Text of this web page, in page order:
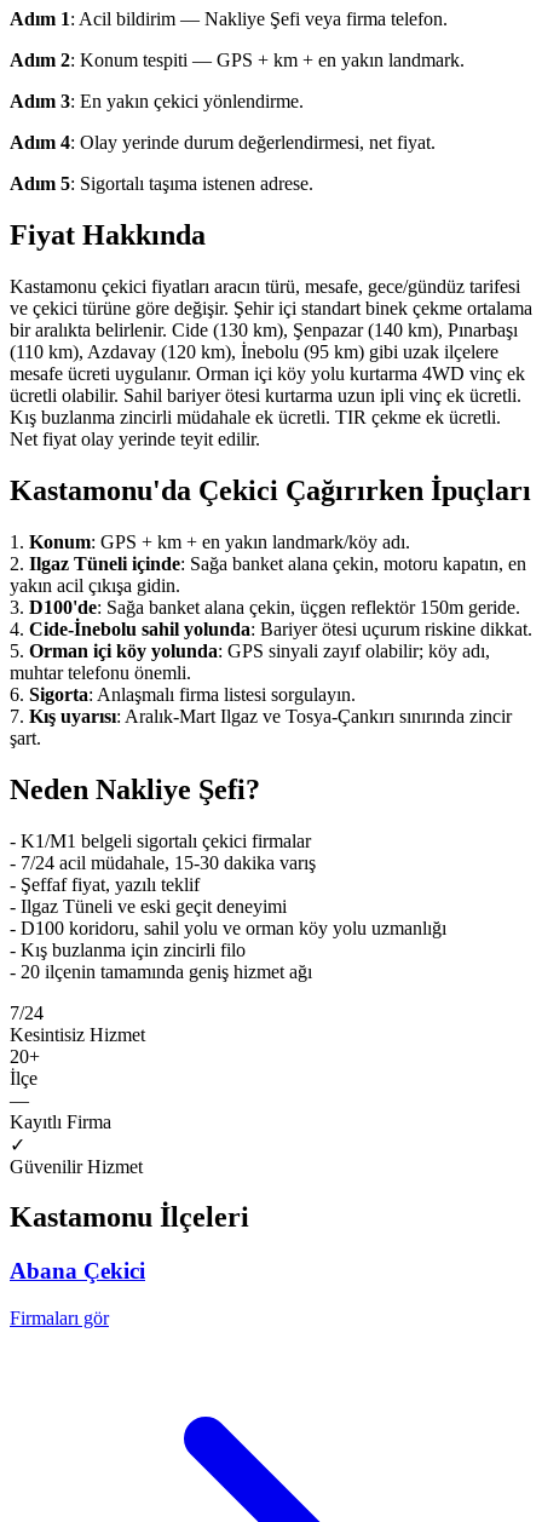
Adım 1: Acil bildirim — Nakliye Şefi veya firma telefon.
Adım 2: Konum tespiti — GPS + km + en yakın landmark.
Adım 3: En yakın çekici yönlendirme.
Adım 4: Olay yerinde durum değerlendirmesi, net fiyat.
Adım 5: Sigortalı taşıma istenen adrese.
Fiyat Hakkında
Kastamonu çekici fiyatları aracın türü, mesafe, gece/gündüz tarifesi
ve çekici türüne göre değişir. Şehir içi standart binek çekme ortalama
bir aralıkta belirlenir. Cide (130 km), Şenpazar (140 km), Pınarbaşı
(110 km), Azdavay (120 km), İnebolu (95 km) gibi uzak ilçelere
mesafe ücreti uygulanır. Orman içi köy yolu kurtarma 4WD vinç ek
ücretli olabilir. Sahil bariyer ötesi kurtarma uzun ipli vinç ek ücretli.
Kış buzlanma zincirli müdahale ek ücretli. TIR çekme ek ücretli.
Net fiyat olay yerinde teyit edilir.
Kastamonu'da Çekici Çağırırken İpuçları
1. Konum: GPS + km + en yakın landmark/köy adı.
2. Ilgaz Tüneli içinde: Sağa banket alana çekin, motoru kapatın, en
yakın acil çıkışa gidin.
3. D100'de: Sağa banket alana çekin, üçgen reflektör 150m geride.
4. Cide-İnebolu sahil yolunda: Bariyer ötesi uçurum riskine dikkat.
5. Orman içi köy yolunda: GPS sinyali zayıf olabilir; köy adı,
muhtar telefonu önemli.
6. Sigorta: Anlaşmalı firma listesi sorgulayın.
7. Kış uyarısı: Aralık-Mart Ilgaz ve Tosya-Çankırı sınırında zincir
şart.
Neden Nakliye Şefi?
- K1/M1 belgeli sigortalı çekici firmalar
- 7/24 acil müdahale, 15-30 dakika varış
- Şeffaf fiyat, yazılı teklif
- Ilgaz Tüneli ve eski geçit deneyimi
- D100 koridoru, sahil yolu ve orman köy yolu uzmanlığı
- Kış buzlanma için zincirli filo
- 20 ilçenin tamamında geniş hizmet ağı
7/24
Kesintisiz Hizmet
20+
İlçe
—
Kayıtlı Firma
✓
Güvenilir Hizmet
Kastamonu İlçeleri
Abana Çekici
Firmaları gör